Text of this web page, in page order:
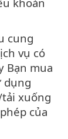
cung
vụ có
Bạn mua
dụng
xuống
của